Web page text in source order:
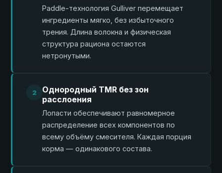
Paddle-технология Gulliver перемещает
ингредиенты мягко, без избыточного
трения. Длина волокна и физическая
структура рациона остаются
нетронутыми.
2
Однородный TMR без зон
расслоения
Лопасти обеспечивают равномерное
распределение всех компонентов по
всему объёму смесителя. Каждая порция
корма — одинакового состава.